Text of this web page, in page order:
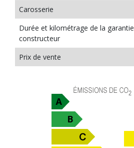
Carosserie
Durée et kilométrage de la garantie
constructeur
Prix de vente